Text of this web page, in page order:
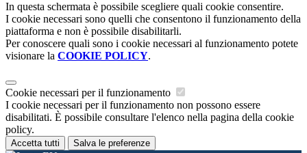
In questa schermata è possibile scegliere quali cookie consentire.
I cookie necessari sono quelli che consentono il funzionamento della
piattaforma e non è possibile disabilitarli.
Per conoscere quali sono i cookie necessari al funzionamento potete
visionare la COOKIE POLICY.
Cookie necessari per il funzionamento
I cookie necessari per il funzionamento non possono essere
disabilitati. È possibile consultare l'elenco nella pagina della cookie
policy.
Accetta tutti Salva le preferenze